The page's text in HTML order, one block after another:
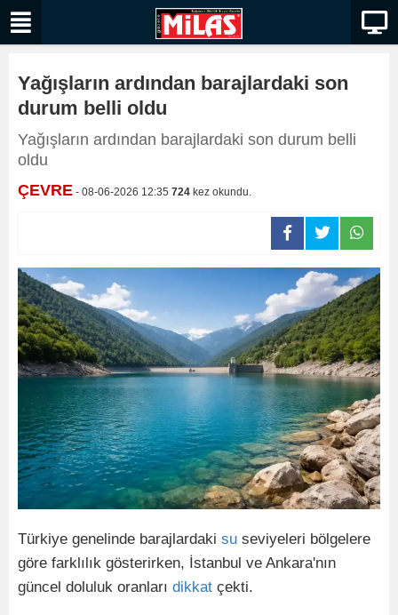
Yağışların ardından barajlardaki son
durum belli oldu
Yağışların ardından barajlardaki son durum belli
oldu
ÇEVRE - 08-06-2026 12:35 724 kez okundu.
Türkiye genelinde barajlardaki su seviyeleri bölgelere
göre farklılık gösterirken, İstanbul ve Ankara'nın
güncel doluluk oranları dikkat çekti.